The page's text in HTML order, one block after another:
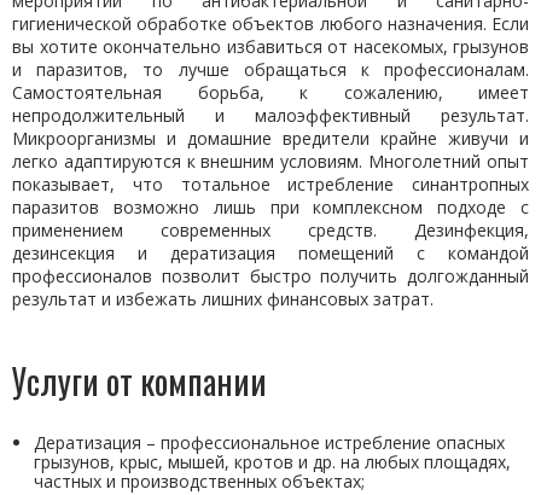
гигиенической обработке объектов любого назначения. Если
вы хотите окончательно избавиться от насекомых, грызунов
и паразитов, то лучше обращаться к профессионалам.
Самостоятельная борьба, к сожалению, имеет
непродолжительный и малоэффективный результат.
Микроорганизмы и домашние вредители крайне живучи и
легко адаптируются к внешним условиям. Многолетний опыт
показывает, что тотальное истребление синантропных
паразитов возможно лишь при комплексном подходе с
применением современных средств. Дезинфекция,
дезинсекция и дератизация помещений с командой
профессионалов позволит быстро получить долгожданный
результат и избежать лишних финансовых затрат.
Услуги от компании
Дератизация – профессиональное истребление опасных
грызунов, крыс, мышей, кротов и др. на любых площадях,
частных и производственных объектах;